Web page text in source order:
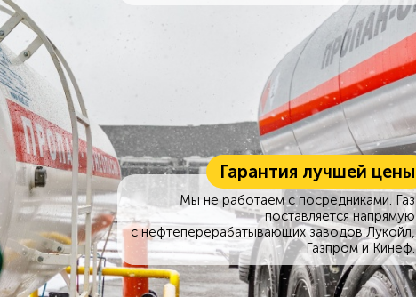
Гарантия лучшей цены
Мы не работаем с посредниками. Газ
поставляется напрямую
с нефтеперерабатывающих заводов Лукойл,
Газпром и Кинеф.